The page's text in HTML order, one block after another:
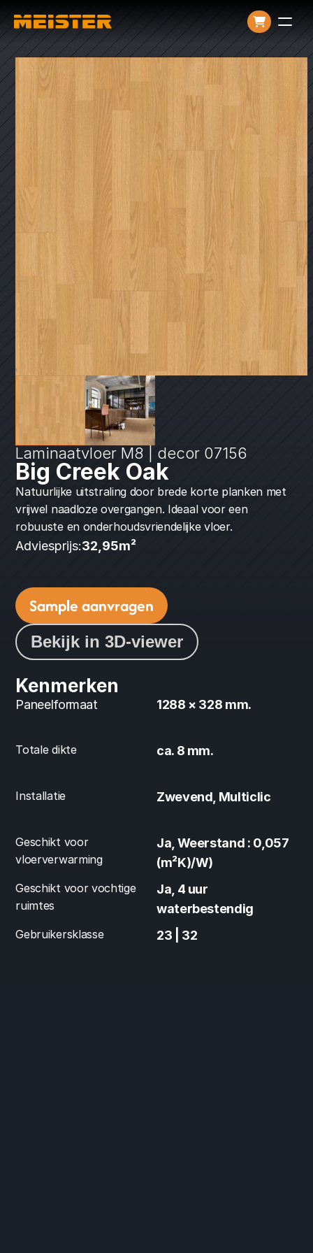
ProductenOver ons
Laminaatvloer M8 | decor 07156
Big Creek Oak
Adviesprijs:32,95m²
Natuurlijke uitstraling door brede korte planken met
vrijwel naadloze overgangen. Ideaal voor een
robuuste en onderhoudsvriendelijke vloer.
Sample aanvragen
Bekijk in 3D-viewer
Kenmerken
Paneelformaat 1288 × 328 mm.
Totale dikte ca. 8 mm.
Installatie Zwevend, Multiclic
Geschikt voor
vloerverwarming
Ja, Weerstand : 0,057
(m²K)/W)
Geschikt voor vochtige
ruimtes
Ja, 4 uur
waterbestendig
Gebruikersklasse 23 | 32